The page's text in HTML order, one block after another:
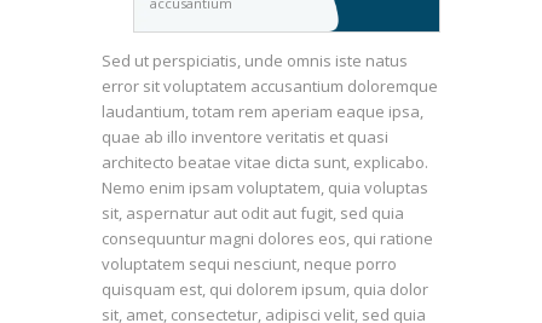
aperiam eaque ipsa,
quae ab illo inventore
veritatis et quasi
architecto beatae vitae
dicta sunt,
Sed ut perspiciatis, unde omnis iste natus
error sit voluptatem accusantium doloremque
laudantium, totam rem aperiam eaque ipsa,
quae ab illo inventore veritatis et quasi
architecto beatae vitae dicta sunt, explicabo.
Nemo enim ipsam voluptatem, quia voluptas
sit, aspernatur aut odit aut fugit, sed quia
consequuntur magni dolores eos, qui ratione
voluptatem sequi nesciunt, neque porro
quisquam est, qui dolorem ipsum, quia dolor
sit, amet, consectetur, adipisci velit, sed quia